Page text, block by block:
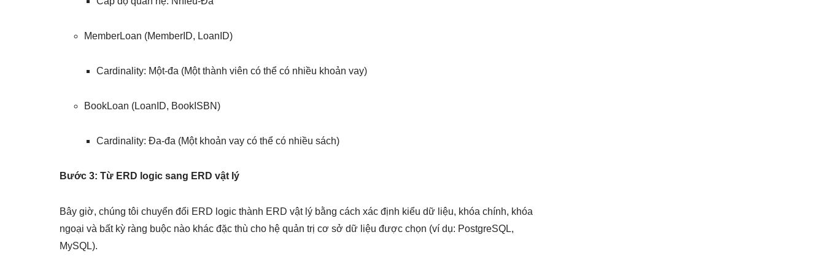
MemberLoan (MemberID, LoanID)
Cardinality: Một-đa (Một thành viên có thể có nhiều khoản vay)
BookLoan (LoanID, BookISBN)
Cardinality: Đa-đa (Một khoản vay có thể có nhiều sách)
Bước 3: Từ ERD logic sang ERD vật lý
Bây giờ, chúng tôi chuyển đổi ERD logic thành ERD vật lý bằng cách xác định kiểu dữ liệu, khóa chính, khóa
ngoại và bất kỳ ràng buộc nào khác đặc thù cho hệ quản trị cơ sở dữ liệu được chọn (ví dụ: PostgreSQL,
MySQL).